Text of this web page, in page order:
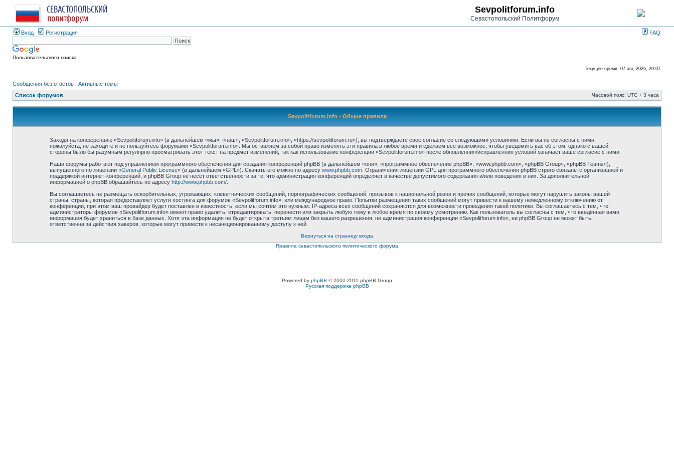
Sevpolitforum.info
Севастопольский Политфорум
Вход Регистрация FAQ
Пользовательского поиска
Текущее время: 07 авг, 2026, 20:07
Сообщения без ответов | Активные темы
Список форумов
Часовой пояс: UTC + 3 часа
Sevpolitforum.info - Общие правила
Заходя на конференцию «Sevpolitforum.info» (в дальнейшем «мы», «наш», «Sevpolitforum.info», «https://sevpolitforum.ru»), вы подтверждаете своё согласие со следующими условиями. Если вы не согласны с ними,
пожалуйста, не заходите и не пользуйтесь форумами «Sevpolitforum.info». Мы оставляем за собой право изменять эти правила в любое время и сделаем всё возможное, чтобы уведомить вас об этом, однако с вашей
стороны было бы разумным регулярно просматривать этот текст на предмет изменений, так как использование конференции «Sevpolitforum.info» после обновленния/исправленния условий означает ваше согласие с ними.
Наши форумы работают под управлением программного обеспечения для создания конференций phpBB (в дальнейшем «они», «программное обеспечение phpBB», «www.phpbb.com», «phpBB Group», «phpBB Teams»),
выпущенного по лицензии «General Public License» (в дальнейшем «GPL»). Скачать его можно по адресу www.phpbb.com. Ограничения лицензии GPL для программного обеспечения phpBB строго связаны с организацией и
поддержкой интернет-конференций, и phpBB Group не несёт ответственности за то, что администрация конференций определяет в качестве допустимого содержания и/или поведения в них. За дополнительной
информацией о phpBB обращайтесь по адресу http://www.phpbb.com/.
Вы соглашаетесь не размещать оскорбительных, угрожающих, клеветнических сообщений, порнографических сообщений, призывов к национальной розни и прочих сообщений, которые могут нарушить законы вашей
страны, страны, которая предоставляет услуги хостинга для форумов «Sevpolitforum.info», или международное право. Попытки размещения таких сообщений могут привести к вашему немедленному отключению от
конференции, при этом ваш провайдер будет поставлен в известность, если мы сочтём это нужным. IP-адреса всех сообщений сохраняются для возможности проведения такой политики. Вы соглашаетесь с тем, что
администраторы форумов «Sevpolitforum.info» имеют право удалить, отредактировать, перенести или закрыть любую тему в любое время по своему усмотрению. Как пользователь вы согласны с тем, что введённая вами
информация будет храниться в базе данных. Хотя эта информация не будет открыта третьим лицам без вашего разрешения, ни администрация конференции «Sevpolitforum.info», ни phpBB Group не может быть
ответственна за действия хакеров, которые могут привести к несанкционированному доступу к ней.
Вернуться на страницу входа
Правила севастопольского политического форума
Powered by phpBB © 2000-2011 phpBB Group
Русская поддержка phpBB